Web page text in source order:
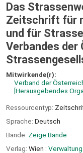
Das
Zeitschrift für
und für
Verbandes der
Mitwirkende(r):
Verband der
[Herausgebendes
Ressourcentyp:
Sprache: Deutsch
Bände: Zeige Bände
Verlag: Wien :